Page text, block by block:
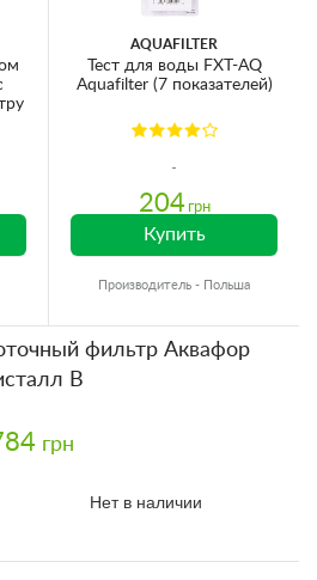
AQUAFILTER
Тест для воды FXT-AQ
Aquafilter (7 показателей)
204 грн
Купить
Производитель - Польша
фильтр Аквафор
В
грн
Нет в наличии